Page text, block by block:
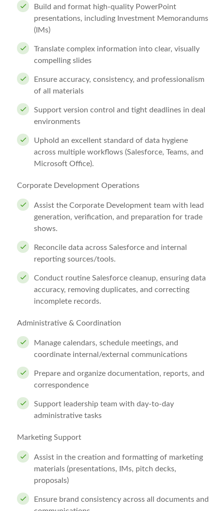
Build and format high-quality PowerPoint
presentations, including Investment Memorandums
(IMs)
Translate complex information into clear, visually
compelling slides
Ensure accuracy, consistency, and professionalism
of all materials
Support version control and tight deadlines in deal
environments
Uphold an excellent standard of data hygiene
across multiple workflows (Salesforce, Teams, and
Microsoft Office).
Corporate Development Operations
Assist the Corporate Development team with lead
generation, verification, and preparation for trade
shows.
Reconcile data across Salesforce and internal
reporting sources/tools.
Conduct routine Salesforce cleanup, ensuring data
accuracy, removing duplicates, and correcting
incomplete records.
Administrative & Coordination
Manage calendars, schedule meetings, and
coordinate internal/external communications
Prepare and organize documentation, reports, and
correspondence
Support leadership team with day-to-day
administrative tasks
Marketing Support
Assist in the creation and formatting of marketing
materials (presentations, IMs, pitch decks,
proposals)
Ensure brand consistency across all documents and